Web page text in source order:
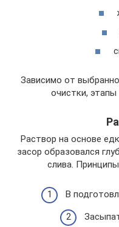
Зависимо от
очистки,
Раствор на основе
засор образовался
слива.
В